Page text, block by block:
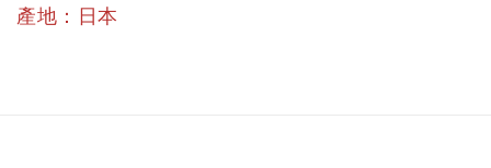
產地：日本